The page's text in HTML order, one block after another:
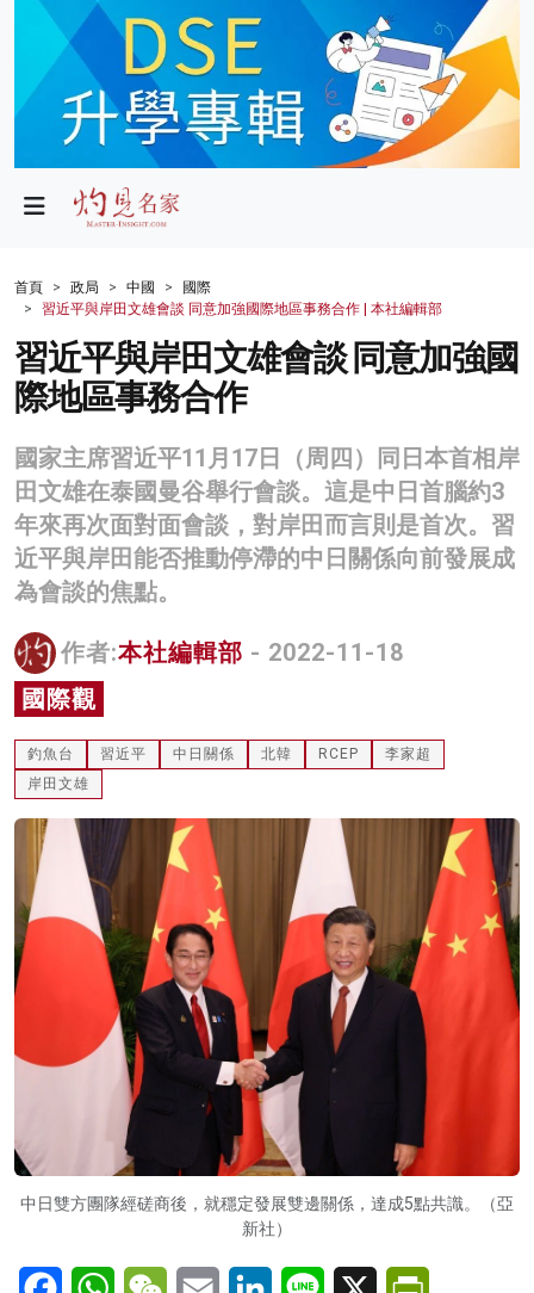
政局
財經
生活
健康
商業
科技
影片
名家榜
關於我們
首頁 政局 中國
國際
習近平與岸田文雄會談 同意加強國際地區事務合作 | 本社編輯部
習近平與岸田文雄會談 同意加強國
際地區事務合作
國家主席習近平11月17日（周四）同日本首相岸
田文雄在泰國曼谷舉行會談。這是中日首腦約3
年來再次面對面會談，對岸田而言則是首次。習
近平與岸田能否推動停滯的中日關係向前發展成
為會談的焦點。
作者:本社編輯部 - 2022-11-18
國際觀
釣魚台 習近平 中日關係 北韓 RCEP
李家超
岸田文雄
中日雙方團隊經磋商後，就穩定發展雙邊關係，達成5點共識。（亞
新社）
FacebookWhatsAppWeChatEmail LinkedInLine X